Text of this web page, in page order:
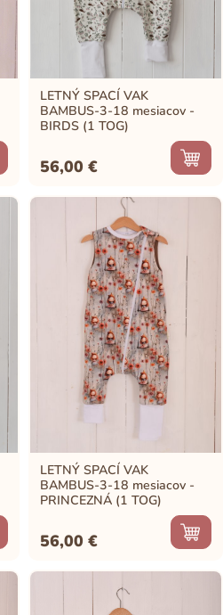
LETNÝ SPACÍ VAK
BAMBUS-3-18 mesiacov -
BIRDS (1 TOG)
56,00€
LETNÝ SPACÍ VAK
BAMBUS-3-18 mesiacov -
PRINCEZNÁ (1 TOG)
56,00€